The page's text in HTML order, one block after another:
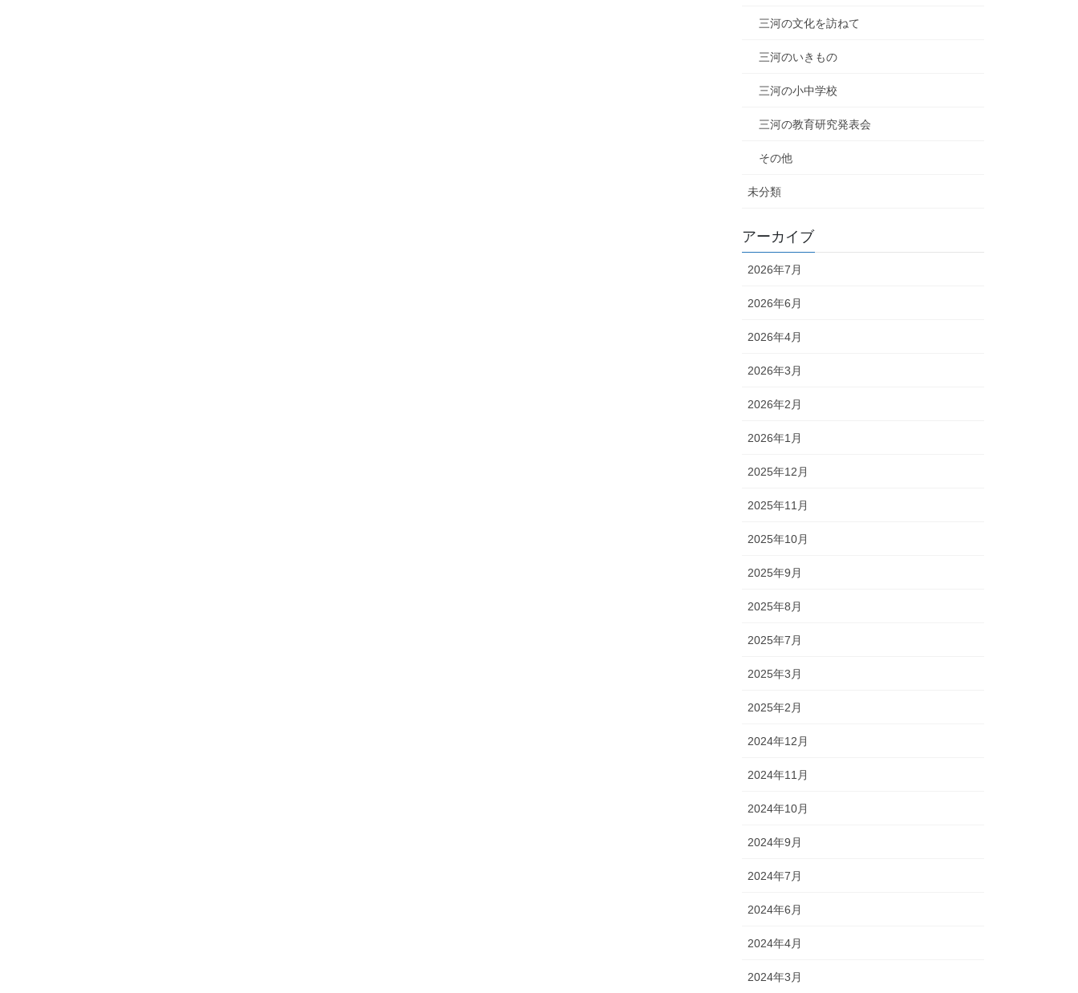
三河の文化を訪ねて
三河のいきもの
三河の小中学校
三河の教育研究発表会
その他
未分類
アーカイブ
2026年7月
2026年6月
2026年4月
2026年3月
2026年2月
2026年1月
2025年12月
2025年11月
2025年10月
2025年9月
2025年8月
2025年7月
2025年3月
2025年2月
2024年12月
2024年11月
2024年10月
2024年9月
2024年7月
2024年6月
2024年4月
2024年3月